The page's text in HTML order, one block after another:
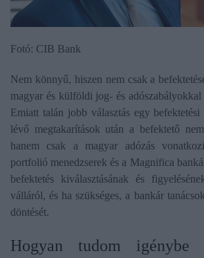
Fotó: CIB Bank
Nem könnyű, hiszen nem csak a
magyar és külföldi jog- és
Emiatt talán jobb választás egy
lévő megtakarítások után a befektető
hanem csak a magyar adózás
portfolió menedzserek és a Magnifica
befektetés kiválasztásának és
válláról, és ha szükséges, a bankár
döntését.
​Hogyan tudom